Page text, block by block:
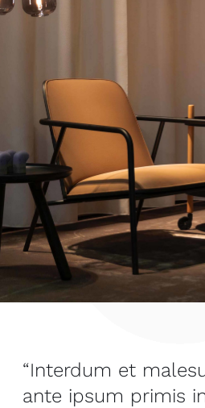
“Interdum et
ante ipsum primis